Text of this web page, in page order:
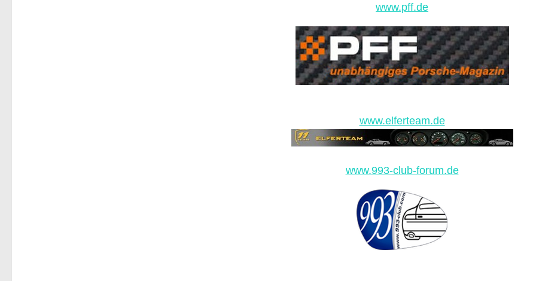
www.pff.de
www.elferteam.de
www.993-club-forum.de